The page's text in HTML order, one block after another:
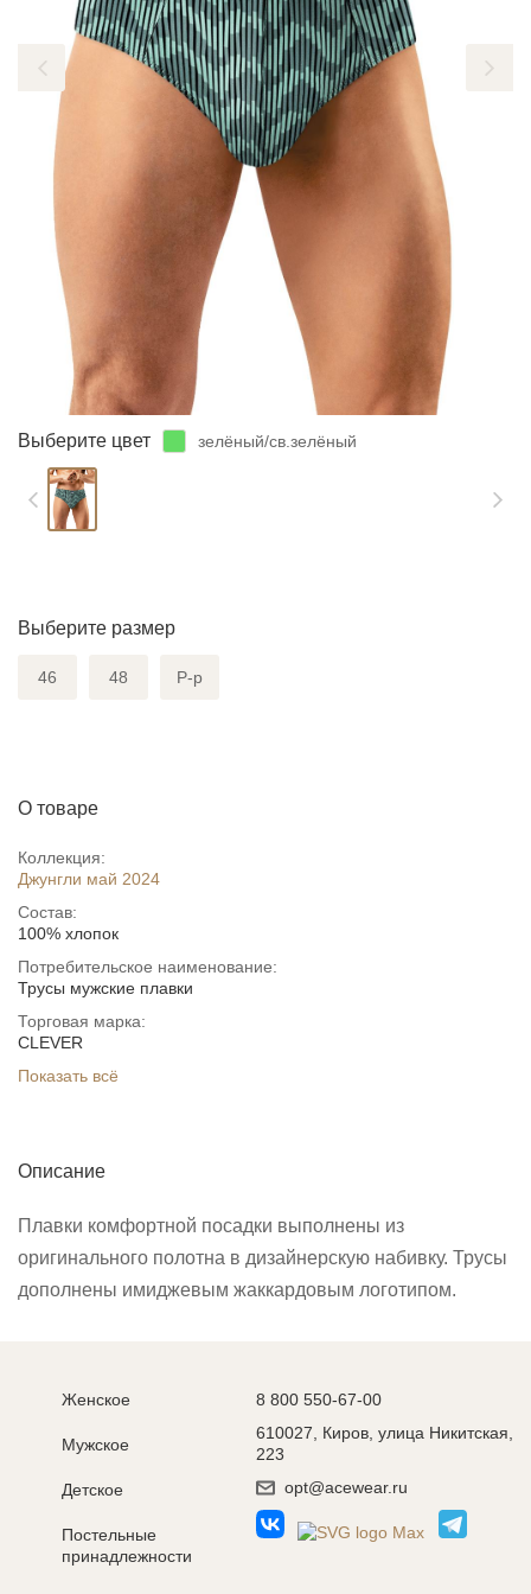
Выберите цвет зелёный/св.зелёный
Выберите размер
46 48 Р-р
О товаре
Коллекция:
Джунгли май 2024
Состав:
100% хлопок
Потребительское наименование:
Трусы мужские плавки
Торговая марка:
CLEVER
Показать всё
Описание
Плавки комфортной посадки выполнены из
оригинального полотна в дизайнерскую набивку. Трусы
дополнены имиджевым жаккардовым логотипом.
Женское
Мужское
Детское
Постельные
принадлежности
8 800 550-67-00
610027, Киров, улица Никитская,
223
opt@acewear.ru